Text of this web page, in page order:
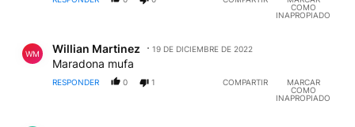
COMO
INAPROPIADO
WM Willian Martinez 19 DE DICIEMBRE DE 2022
Maradona mufa
RESPONDER 0 1 COMPARTIR
MARCAR
COMO
INAPROPIADO